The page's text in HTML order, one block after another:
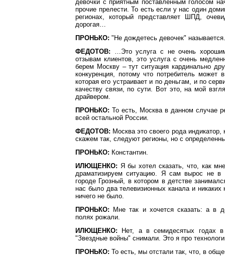
девочки с приятным поставленным голосом
прочие прелести. То есть если у нас один
регионах, который представляет ШПД,
дорогая…
ПРОНЬКО: "Не дождетесь девочек" называется.
ФЕДОТОВ: …Это услуга с не очень
отзывам клиентов, это услуга с очень
берем Москву – тут ситуация кардинально
конкуренция, потому что потребитель может
которая его устраивает и по деньгам, и по
качеству связи, по сути. Вот это, на мой
драйвером.
ПРОНЬКО: То есть, Москва в данном случае
всей остальной России.
ФЕДОТОВ: Москва это своего рода индикатор,
скажем так, следуют регионы, но с
ПРОНЬКО: Константин.
ИЛЮЩЕНКО: Я бы хотел сказать, что, как
драматизируем ситуацию. Я сам вырос не
городе Грозный, в котором в детстве
нас было два телевизионных канала и
ничего не было.
ПРОНЬКО: Мне так и хочется сказать: а в
полях рожали.
ИЛЮЩЕНКО: Нет, а в семидесятых годах
"Звездные войны" снимали. Это я про
ПРОНЬКО: То есть, мы отстали так, что, в